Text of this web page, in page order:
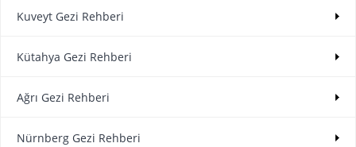
Kuveyt Gezi Rehberi
Kütahya Gezi Rehberi
Ağrı Gezi Rehberi
Nürnberg Gezi Rehberi